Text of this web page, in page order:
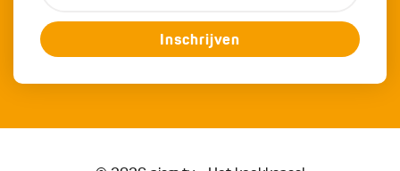
Inschrijven